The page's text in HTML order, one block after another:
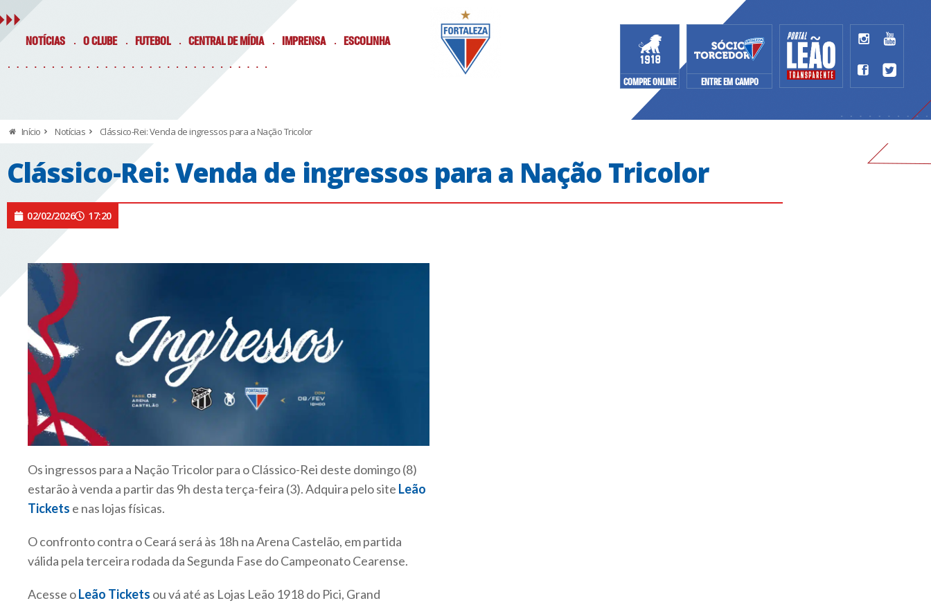
NOTÍCIAS O CLUBE FUTEBOL CENTRAL DE MÍDIA IMPRENSA ESCOLINHA
COMPRE ONLINE ENTRE EM CAMPO
Início Notícias Clássico-Rei: Venda de ingressos para a Nação Tricolor
Clássico-Rei: Venda de ingressos para a Nação Tricolor
02/02/2026 17:20
Os ingressos para a Nação Tricolor para o Clássico-Rei deste domingo (8)
estarão à venda a partir das 9h desta terça-feira (3). Adquira pelo site Leão
Tickets e nas lojas físicas.
O confronto contra o Ceará será às 18h na Arena Castelão, em partida
válida pela terceira rodada da Segunda Fase do Campeonato Cearense.
Acesse oLeão Tickets ou vá até as Lojas Leão 1918 do Pici, Grand